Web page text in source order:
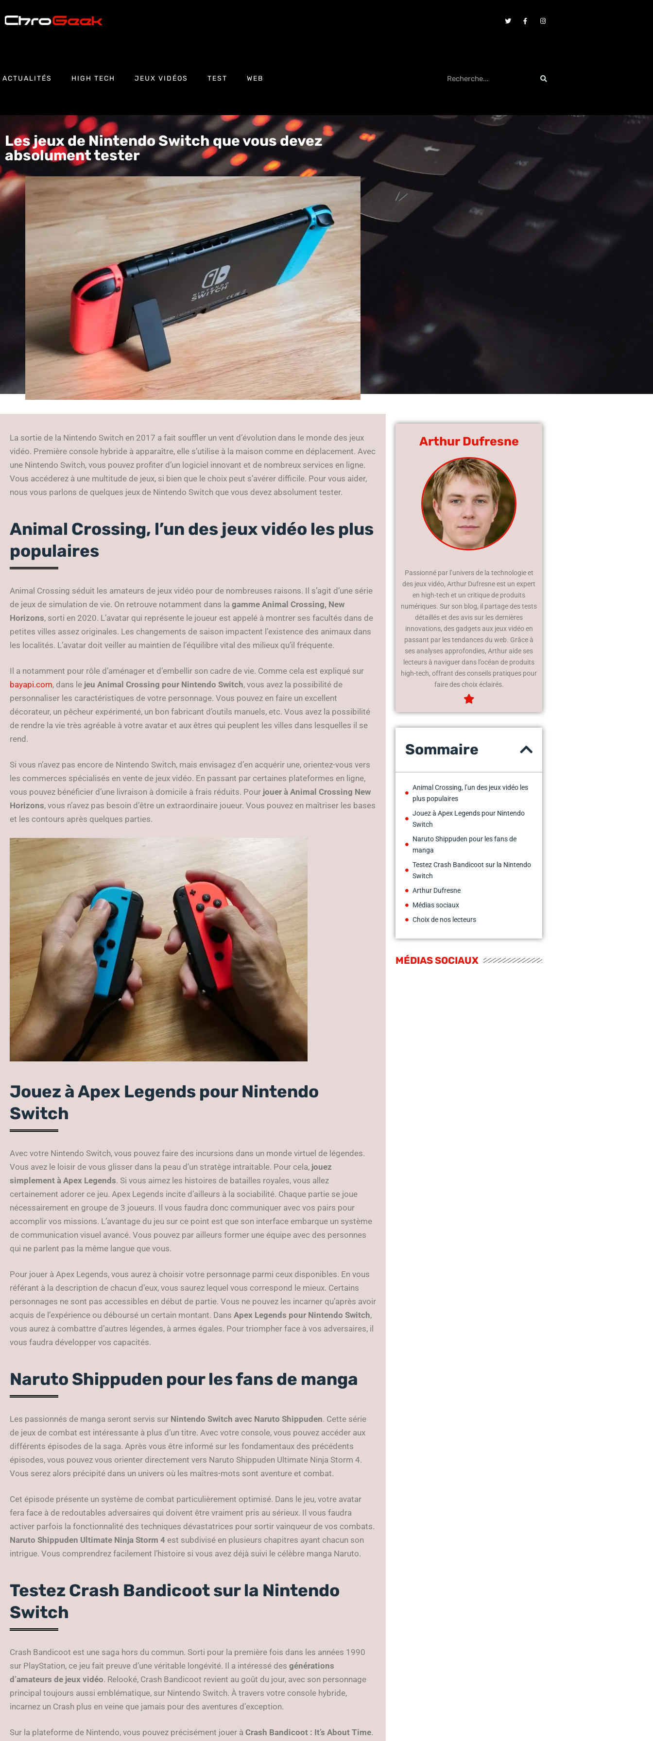
ACTUALITÉS HIGH TECH JEUX VIDÉOS TEST WEB
Les jeux de Nintendo Switch que vous devez
absolument tester
La sortie de la Nintendo Switch en 2017 a fait souffler un vent d’évolution dans le monde des jeux
vidéo. Première console hybride à apparaître, elle s’utilise à la maison comme en déplacement. Avec
une Nintendo Switch, vous pouvez profiter d’un logiciel innovant et de nombreux services en ligne.
Vous accéderez à une multitude de jeux, si bien que le choix peut s’avérer difficile. Pour vous aider,
nous vous parlons de quelques jeux de Nintendo Switch que vous devez absolument tester.
Animal Crossing, l’un des jeux vidéo les plus
populaires
Animal Crossing séduit les amateurs de jeux vidéo pour de nombreuses raisons. Il s’agit d’une série
de jeux de simulation de vie. On retrouve notamment dans la gamme Animal Crossing, New
Horizons, sorti en 2020. L’avatar qui représente le joueur est appelé à montrer ses facultés dans de
petites villes assez originales. Les changements de saison impactent l’existence des animaux dans
les localités. L’avatar doit veiller au maintien de l’équilibre vital des milieux qu’il fréquente.
Il a notamment pour rôle d’aménager et d’embellir son cadre de vie. Comme cela est expliqué sur
bayapi.com, dans le jeu Animal Crossing pour Nintendo Switch, vous avez la possibilité de
personnaliser les caractéristiques de votre personnage. Vous pouvez en faire un excellent
décorateur, un pêcheur expérimenté, un bon fabricant d’outils manuels, etc. Vous avez la possibilité
de rendre la vie très agréable à votre avatar et aux êtres qui peuplent les villes dans lesquelles il se
rend.
Si vous n’avez pas encore de Nintendo Switch, mais envisagez d’en acquérir une, orientez-vous vers
les commerces spécialisés en vente de jeux vidéo. En passant par certaines plateformes en ligne,
vous pouvez bénéficier d’une livraison à domicile à frais réduits. Pour jouer à Animal Crossing New
Horizons, vous n’avez pas besoin d’être un extraordinaire joueur. Vous pouvez en maîtriser les bases
et les contours après quelques parties.
Jouez à Apex Legends pour Nintendo
Switch
Avec votre Nintendo Switch, vous pouvez faire des incursions dans un monde virtuel de légendes.
Vous avez le loisir de vous glisser dans la peau d’un stratège intraitable. Pour cela, jouez
simplement à Apex Legends. Si vous aimez les histoires de batailles royales, vous allez
certainement adorer ce jeu. Apex Legends incite d’ailleurs à la sociabilité. Chaque partie se joue
nécessairement en groupe de 3 joueurs. Il vous faudra donc communiquer avec vos pairs pour
accomplir vos missions. L’avantage du jeu sur ce point est que son interface embarque un système
de communication visuel avancé. Vous pouvez par ailleurs former une équipe avec des personnes
qui ne parlent pas la même langue que vous.
Pour jouer à Apex Legends, vous aurez à choisir votre personnage parmi ceux disponibles. En vous
référant à la description de chacun d’eux, vous saurez lequel vous correspond le mieux. Certains
personnages ne sont pas accessibles en début de partie. Vous ne pouvez les incarner qu’après avoir
acquis de l’expérience ou déboursé un certain montant. Dans Apex Legends pour Nintendo Switch,
vous aurez à combattre d’autres légendes, à armes égales. Pour triompher face à vos adversaires, il
vous faudra développer vos capacités.
Naruto Shippuden pour les fans de manga
Les passionnés de manga seront servis sur Nintendo Switch avec Naruto Shippuden. Cette série
de jeux de combat est intéressante à plus d’un titre. Avec votre console, vous pouvez accéder aux
différents épisodes de la saga. Après vous être informé sur les fondamentaux des précédents
épisodes, vous pouvez vous orienter directement vers Naruto Shippuden Ultimate Ninja Storm 4.
Vous serez alors précipité dans un univers où les maîtres-mots sont aventure et combat.
Cet épisode présente un système de combat particulièrement optimisé. Dans le jeu, votre avatar
fera face à de redoutables adversaires qui doivent être vraiment pris au sérieux. Il vous faudra
activer parfois la fonctionnalité des techniques dévastatrices pour sortir vainqueur de vos combats.
Naruto Shippuden Ultimate Ninja Storm 4 est subdivisé en plusieurs chapitres ayant chacun son
intrigue. Vous comprendrez facilement l’histoire si vous avez déjà suivi le célèbre manga Naruto.
Testez Crash Bandicoot sur la Nintendo
Switch
Crash Bandicoot est une saga hors du commun. Sorti pour la première fois dans les années 1990
sur PlayStation, ce jeu fait preuve d’une véritable longévité. Il a intéressé des générations
d’amateurs de jeux vidéo. Relooké, Crash Bandicoot revient au goût du jour, avec son personnage
principal toujours aussi emblématique, sur Nintendo Switch. À travers votre console hybride,
incarnez un Crash plus en veine que jamais pour des aventures d’exception.
Sur la plateforme de Nintendo, vous pouvez précisément jouer à Crash Bandicoot : It’s About Time.
Arthur Dufresne
Passionné par l’univers de la technologie et
des jeux vidéo, Arthur Dufresne est un expert
en high-tech et un critique de produits
numériques. Sur son blog, il partage des tests
détaillés et des avis sur les dernières
innovations, des gadgets aux jeux vidéo en
passant par les tendances du web. Grâce à
ses analyses approfondies, Arthur aide ses
lecteurs à naviguer dans l’océan de produits
high-tech, offrant des conseils pratiques pour
faire des choix éclairés.
Sommaire
Animal Crossing, l’un des jeux vidéo les
plus populaires
Jouez à Apex Legends pour Nintendo
Switch
Naruto Shippuden pour les fans de
manga
Testez Crash Bandicoot sur la Nintendo
Switch
Arthur Dufresne
Médias sociaux
Choix de nos lecteurs
MÉDIAS SOCIAUX